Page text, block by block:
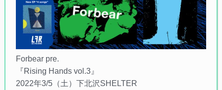
Forbear pre.
『Rising Hands vol.3』
2022年3/5（土）下北沢SHELTER